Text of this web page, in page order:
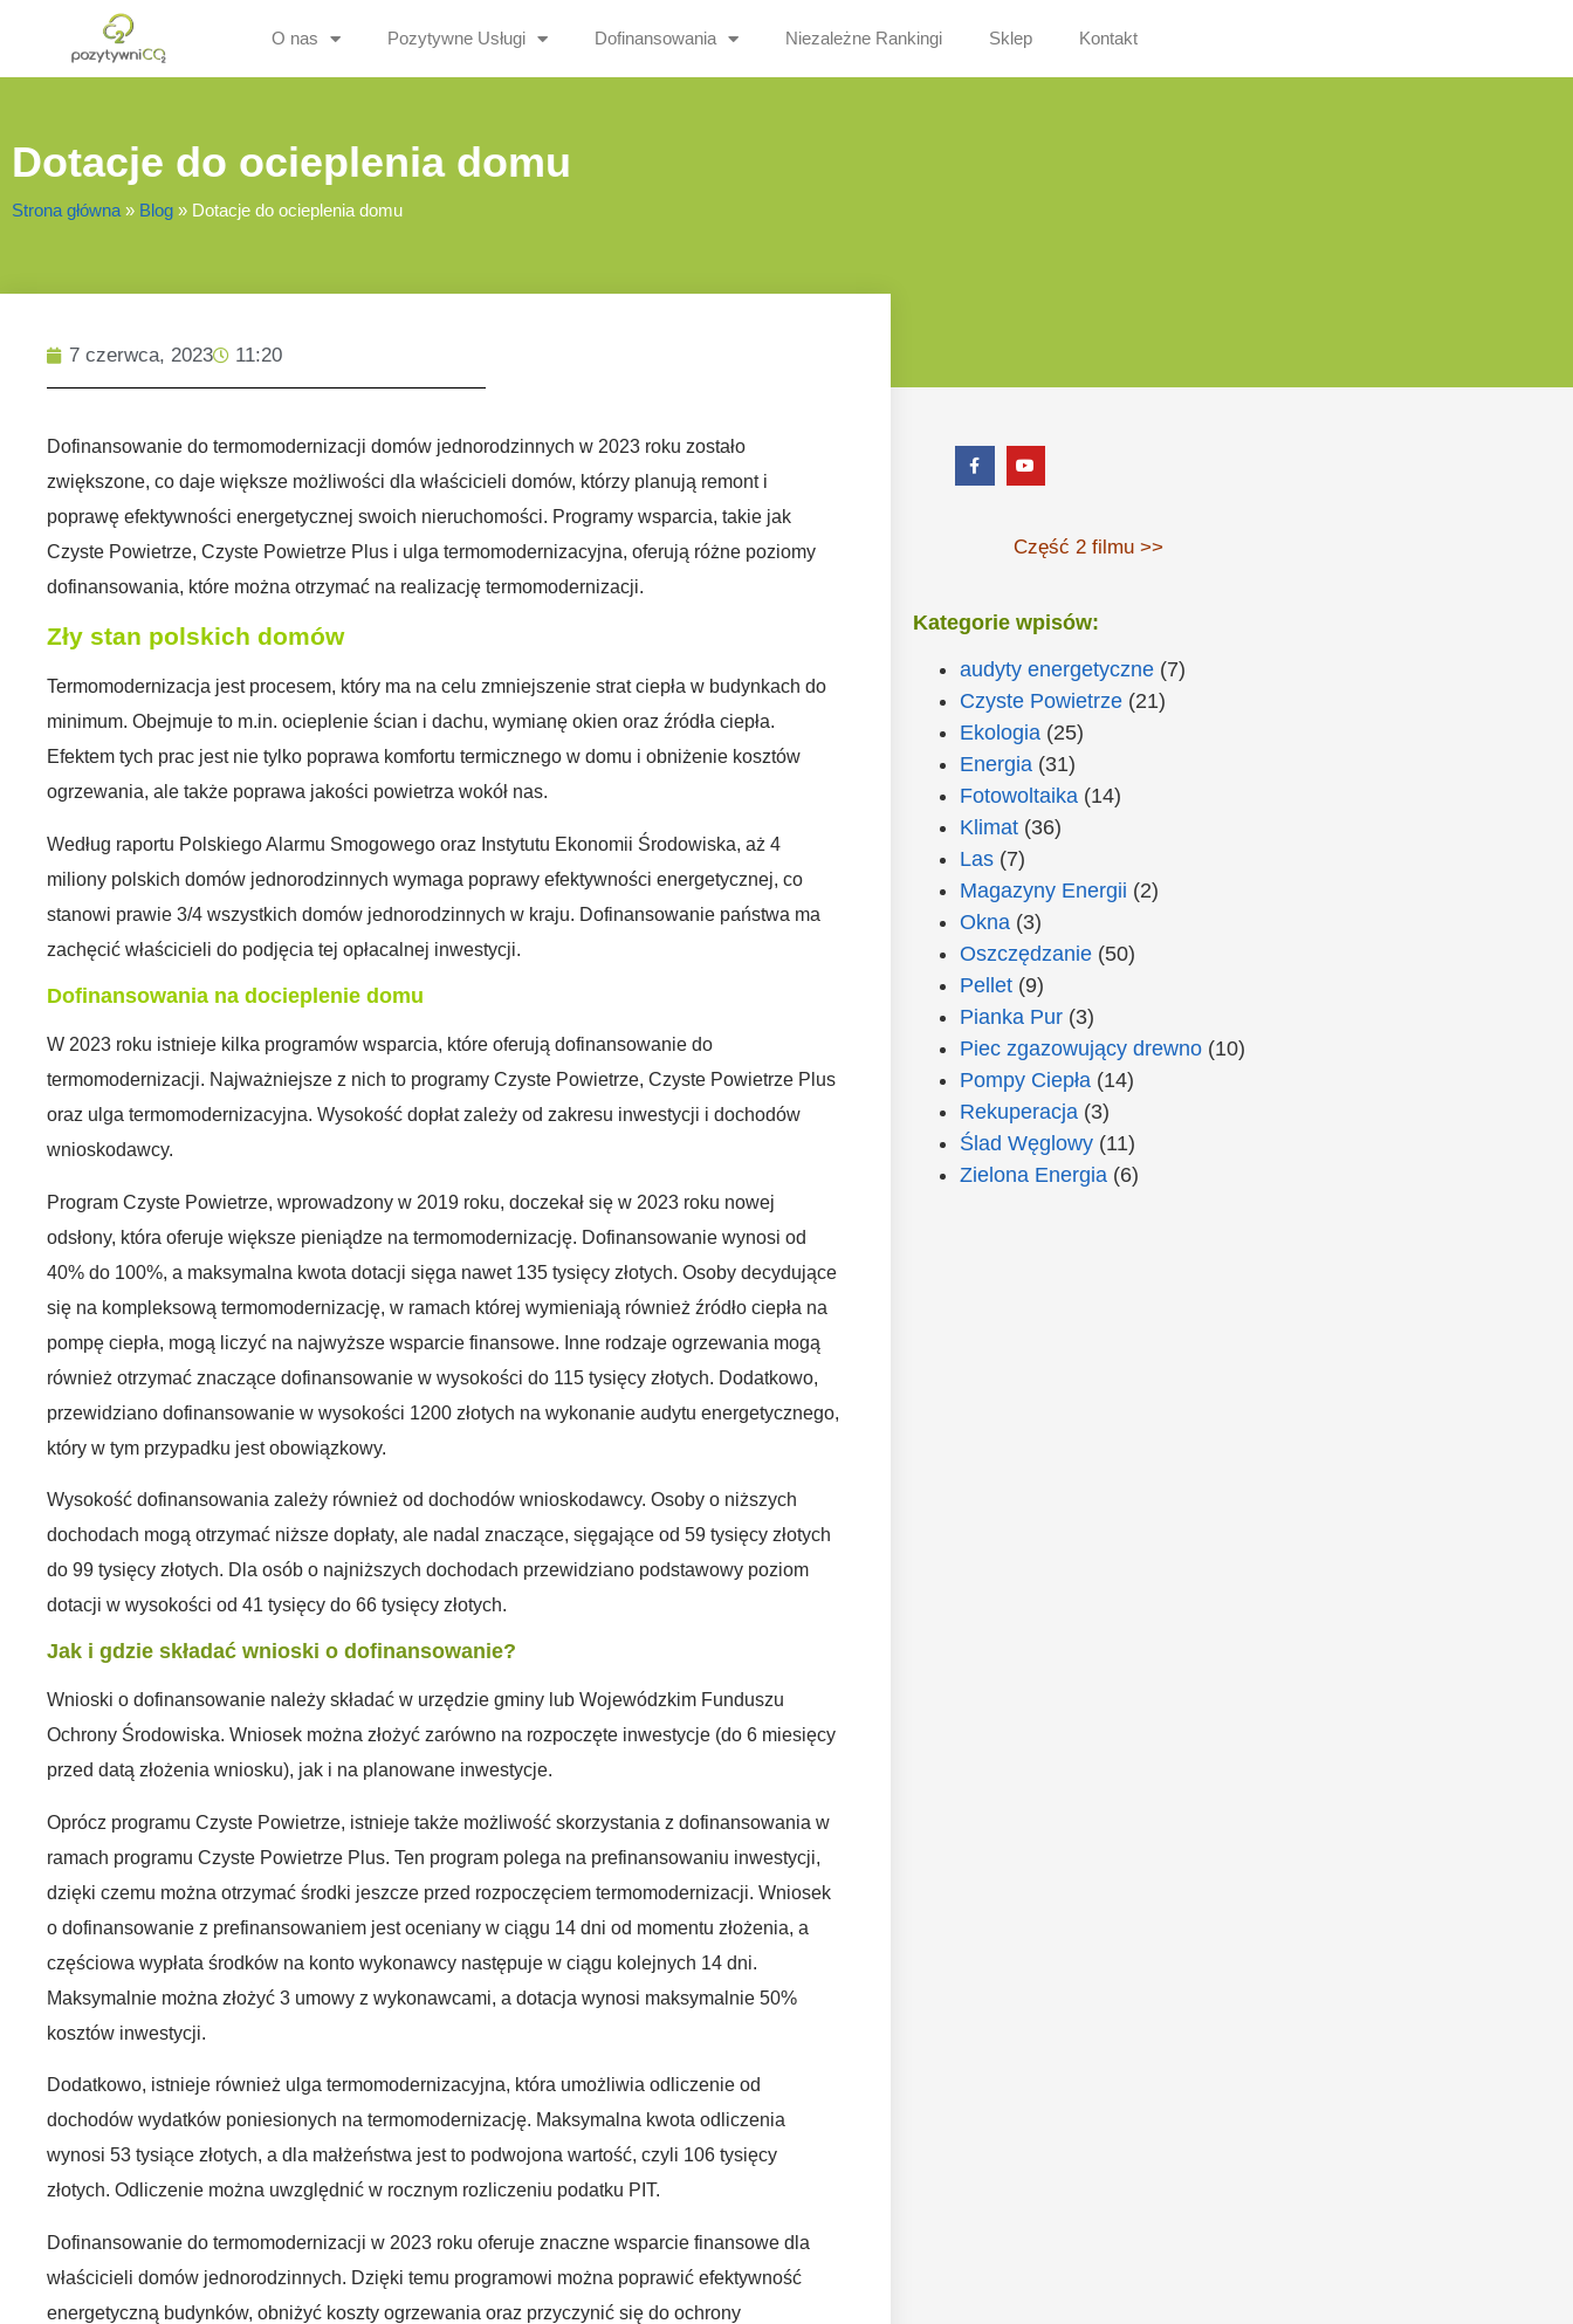
O nas Pozytywne Usługi Dofinansowania Niezależne Rankingi Sklep Kontakt
Dotacje do ocieplenia domu
Strona główna » Blog » Dotacje do ocieplenia domu
7 czerwca, 2023 11:20
Dofinansowanie do termomodernizacji domów jednorodzinnych w 2023 roku zostało
zwiększone, co daje większe możliwości dla właścicieli domów, którzy planują remont i
poprawę efektywności energetycznej swoich nieruchomości. Programy wsparcia, takie jak
Czyste Powietrze, Czyste Powietrze Plus i ulga termomodernizacyjna, oferują różne poziomy
dofinansowania, które można otrzymać na realizację termomodernizacji.
Zły stan polskich domów
Termomodernizacja jest procesem, który ma na celu zmniejszenie strat ciepła w budynkach do
minimum. Obejmuje to m.in. ocieplenie ścian i dachu, wymianę okien oraz źródła ciepła.
Efektem tych prac jest nie tylko poprawa komfortu termicznego w domu i obniżenie kosztów
ogrzewania, ale także poprawa jakości powietrza wokół nas.
Według raportu Polskiego Alarmu Smogowego oraz Instytutu Ekonomii Środowiska, aż 4
miliony polskich domów jednorodzinnych wymaga poprawy efektywności energetycznej, co
stanowi prawie 3/4 wszystkich domów jednorodzinnych w kraju. Dofinansowanie państwa ma
zachęcić właścicieli do podjęcia tej opłacalnej inwestycji.
Dofinansowania na docieplenie domu
W 2023 roku istnieje kilka programów wsparcia, które oferują dofinansowanie do
termomodernizacji. Najważniejsze z nich to programy Czyste Powietrze, Czyste Powietrze Plus
oraz ulga termomodernizacyjna. Wysokość dopłat zależy od zakresu inwestycji i dochodów
wnioskodawcy.
Program Czyste Powietrze, wprowadzony w 2019 roku, doczekał się w 2023 roku nowej
odsłony, która oferuje większe pieniądze na termomodernizację. Dofinansowanie wynosi od
40% do 100%, a maksymalna kwota dotacji sięga nawet 135 tysięcy złotych. Osoby decydujące
się na kompleksową termomodernizację, w ramach której wymieniają również źródło ciepła na
pompę ciepła, mogą liczyć na najwyższe wsparcie finansowe. Inne rodzaje ogrzewania mogą
również otrzymać znaczące dofinansowanie w wysokości do 115 tysięcy złotych. Dodatkowo,
przewidziano dofinansowanie w wysokości 1200 złotych na wykonanie audytu energetycznego,
który w tym przypadku jest obowiązkowy.
Wysokość dofinansowania zależy również od dochodów wnioskodawcy. Osoby o niższych
dochodach mogą otrzymać niższe dopłaty, ale nadal znaczące, sięgające od 59 tysięcy złotych
do 99 tysięcy złotych. Dla osób o najniższych dochodach przewidziano podstawowy poziom
dotacji w wysokości od 41 tysięcy do 66 tysięcy złotych.
Jak i gdzie składać wnioski o dofinansowanie?
Wnioski o dofinansowanie należy składać w urzędzie gminy lub Wojewódzkim Funduszu
Ochrony Środowiska. Wniosek można złożyć zarówno na rozpoczęte inwestycje (do 6 miesięcy
przed datą złożenia wniosku), jak i na planowane inwestycje.
Oprócz programu Czyste Powietrze, istnieje także możliwość skorzystania z dofinansowania w
ramach programu Czyste Powietrze Plus. Ten program polega na prefinansowaniu inwestycji,
dzięki czemu można otrzymać środki jeszcze przed rozpoczęciem termomodernizacji. Wniosek
o dofinansowanie z prefinansowaniem jest oceniany w ciągu 14 dni od momentu złożenia, a
częściowa wypłata środków na konto wykonawcy następuje w ciągu kolejnych 14 dni.
Maksymalnie można złożyć 3 umowy z wykonawcami, a dotacja wynosi maksymalnie 50%
kosztów inwestycji.
Dodatkowo, istnieje również ulga termomodernizacyjna, która umożliwia odliczenie od
dochodów wydatków poniesionych na termomodernizację. Maksymalna kwota odliczenia
wynosi 53 tysiące złotych, a dla małżeństwa jest to podwojona wartość, czyli 106 tysięcy
złotych. Odliczenie można uwzględnić w rocznym rozliczeniu podatku PIT.
Dofinansowanie do termomodernizacji w 2023 roku oferuje znaczne wsparcie finansowe dla
właścicieli domów jednorodzinnych. Dzięki temu programowi można poprawić efektywność
energetyczną budynków, obniżyć koszty ogrzewania oraz przyczynić się do ochrony
Część 2 filmu >>
Kategorie wpisów:
audyty energetyczne(7)
Czyste Powietrze(21)
Ekologia (25)
Energia (31)
Fotowoltaika (14)
Klimat(36)
Las(7)
Magazyny Energii (2)
Okna (3)
Oszczędzanie(50)
Pellet(9)
Pianka Pur(3)
Piec zgazowujący drewno(10)
Pompy Ciepła (14)
Rekuperacja (3)
Ślad Węglowy(11)
Zielona Energia (6)